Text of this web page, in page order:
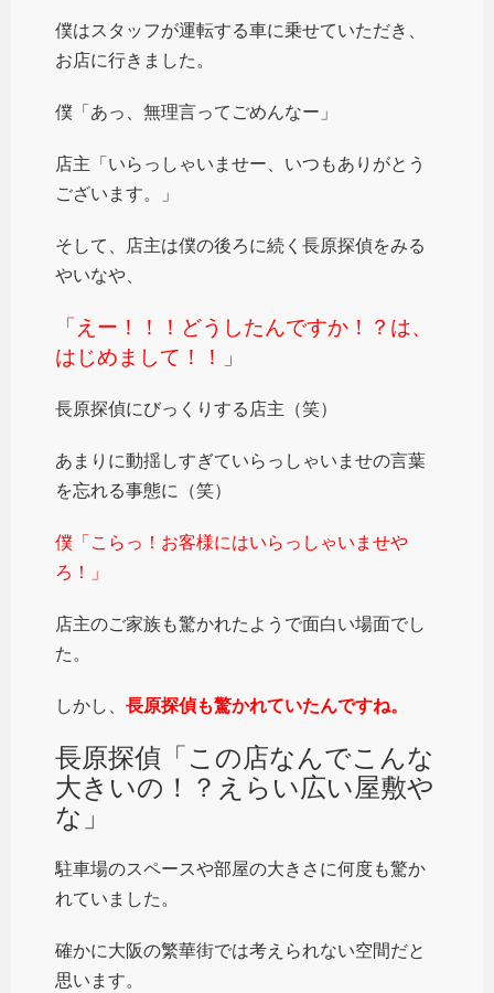
僕はスタッフが運転する車に乗せていただき、
お店に行きました。
僕「あっ、無理言ってごめんなー」
店主「いらっしゃいませー、いつもありがとう
ございます。」
そして、店主は僕の後ろに続く長原探偵をみる
やいなや、
「えー！！！どうしたんですか！？は、
はじめまして！！」
長原探偵にびっくりする店主（笑）
あまりに動揺しすぎていらっしゃいませの言葉
を忘れる事態に（笑）
僕「こらっ！お客様にはいらっしゃいませや
ろ！」
店主のご家族も驚かれたようで面白い場面でし
た。
しかし、 長原探偵も驚かれていたんですね。
長原探偵「この店なんでこんな
大きいの！？えらい広い屋敷や
な」
駐車場のスペースや部屋の大きさに何度も驚か
れていました。
確かに大阪の繁華街では考えられない空間だと
思います。